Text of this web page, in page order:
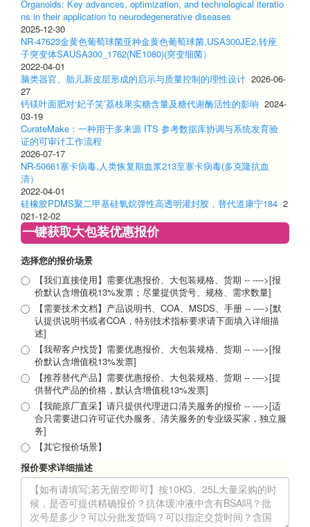
Organoids: Key advances, optimization, and technological iteratio
ns in their application to neurodegenerative diseases
2025-12-30
NR-47623金黄色葡萄球菌亚种金黄色葡萄球菌,USA300JE2,转座
子突变体SAUSA300_1762(NE1080)(突变细菌）
2022-04-01
脑类器官、胎儿新皮层形成的启示与质量控制的理性设计 2026-06-
27
钙镁叶面肥对‘妃子笑’荔枝果实糖含量及糖代谢酶活性的影响 2024-
03-19
CurateMake：一种用于多来源 ITS 参考数据库协调与系统发育验
证的可审计工作流程
2026-07-17
NR-50661寨卡病毒,人类恢复期血浆213至寨卡病毒(多克隆抗血
清）
2022-04-01
硅橡胶PDMS聚二甲基硅氧烷弹性高透明灌封胶，替代道康宁184 2
021-12-02
一键获取大包装优惠报价
选择您的报价场景
【我们直接使用】需要优惠报价、大包装规格、货期 -- ---->[报
价默认含增值税13%发票；尽量提供货号、规格、需求数量]
【需要技术文档】产品说明书、COA、MSDS、手册 -- ---->[默
认提供说明书或者COA，特别技术指标要求请下面填入详细描
述]
【我帮客户找货】需要优惠报价、大包装规格、货期 -- ---->[报
价默认含增值税13%发票]
【推荐替代产品】需要优惠报价、大包装规格、货期 -- ---->[提
供替代产品的价格，默认含增值税13%发票]
【我能原厂直采】请只提供代理进口清关服务的报价 -- ---->[适
合只需要进口许可证代办服务、清关服务的专业级买家，独立服
务]
【其它报价场景】
报价要求详细描述